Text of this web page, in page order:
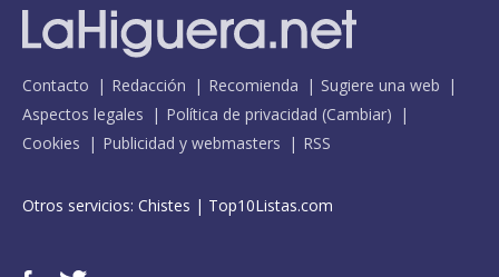
Contacto Redacción Recomienda
Sugiere una web
Aspectos legales
Política de privacidad (Cambiar)
Cookies
Publicidad y webmasters RSS
Otros servicios: Chistes | Top10Listas.com